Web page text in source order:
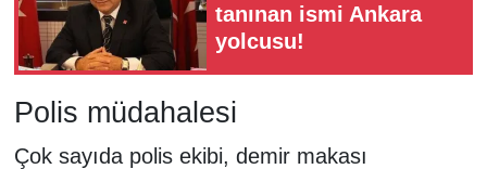
tanınan ismi Ankara
yolcusu!
Polis müdahalesi
Çok sayıda polis ekibi, demir makası